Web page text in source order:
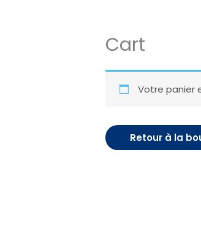
Cart
Votre panier
Retour à la